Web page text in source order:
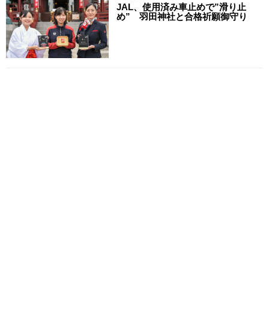
JAL、使用済み車止めで”滑り止
め” 羽田神社と合格祈願御守り